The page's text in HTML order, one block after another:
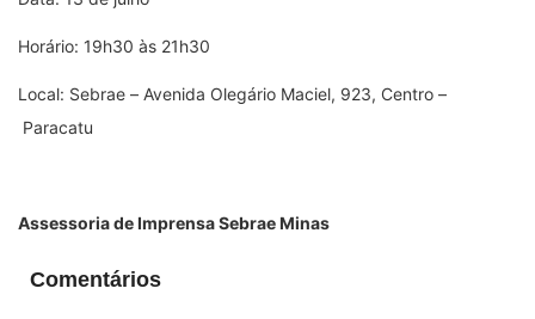
Horário: 19h30 às 21h30
Local: Sebrae – Avenida Olegário Maciel, 923, Centro –
Paracatu
Assessoria de Imprensa Sebrae Minas
Comentários